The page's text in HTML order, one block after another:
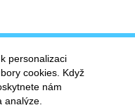
personalizaci
cookies. Když
nám
analýze.